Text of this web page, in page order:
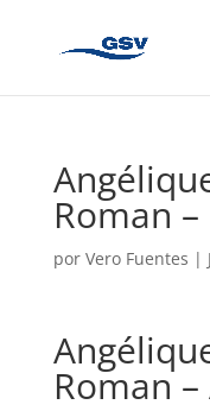
Roman –
por Vero Fuentes |
Roman